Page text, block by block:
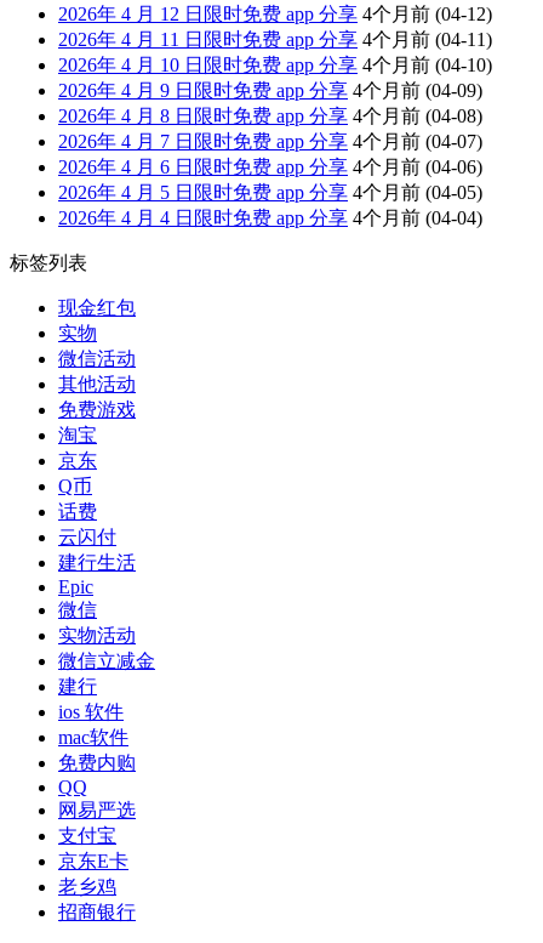
2026年 4 月 12 日限时免费 app 分享 4个月前 (04-12)
2026年 4 月 11 日限时免费 app 分享 4个月前 (04-11)
2026年 4 月 10 日限时免费 app 分享 4个月前 (04-10)
2026年 4 月 9 日限时免费 app 分享 4个月前 (04-09)
2026年 4 月 8 日限时免费 app 分享 4个月前 (04-08)
2026年 4 月 7 日限时免费 app 分享 4个月前 (04-07)
2026年 4 月 6 日限时免费 app 分享 4个月前 (04-06)
2026年 4 月 5 日限时免费 app 分享 4个月前 (04-05)
2026年 4 月 4 日限时免费 app 分享 4个月前 (04-04)
标签列表
现金红包
实物
微信活动
其他活动
免费游戏
淘宝
京东
Q币
话费
云闪付
建行生活
Epic
微信
实物活动
微信立减金
建行
ios 软件
mac软件
免费内购
QQ
网易严选
支付宝
京东E卡
老乡鸡
招商银行